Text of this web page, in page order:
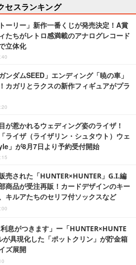
セスランキング
ーリー」新作一番くじが発売決定！A賞
たちがレトロ感満載のアナログレコード
立体化
ンダムSEED」エンディング「暁の車」
カガリとラクスの新作フィギュアがプラ
が惹かれるウェディング姿のライザ！
ライザ（ライザリン・シュタウト）ウェ
」が8月7日より予約受付開始
売された「HUNTER×HUNTER」G.I.編
商品が受注再販！カードデザインのキー
キルアたちのセリフ付ソックスなど
利息がつきます」ー「HUNTER×HUNTE
が具現化した「ポットクリン」が貯金箱
ズ展開